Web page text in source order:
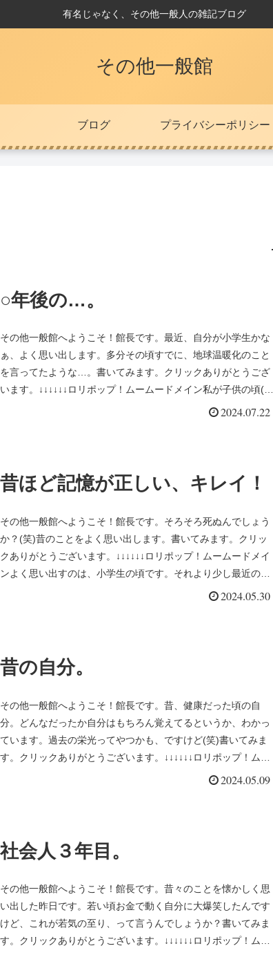
有名じゃなく、その他一般人の雑記ブログ
その他一般館
ブログ プライバシーポリシー
○年後の…。
その他一般館へようこそ！館長です。最近、自分が小学生かな
ぁ、よく思い出します。多分その頃すでに、地球温暖化のこと
を言ってたような…。書いてみます。クリックありがとうござ
います。↓↓↓↓↓↓ロリポップ！ムームードメイン私が子供の頃(約
2024.07.22
昔ほど記憶が正しい、キレイ！
その他一般館へようこそ！館長です。そろそろ死ぬんでしょう
か？(笑)昔のことをよく思い出します。書いてみます。クリッ
クありがとうございます。↓↓↓↓↓↓ロリポップ！ムームードメイ
ンよく思い出すのは、小学生の頃です。それより少し最近の高
2024.05.30
昔の自分。
その他一般館へようこそ！館長です。昔、健康だった頃の自
分。どんなだったか自分はもちろん覚えてるというか、わかっ
ています。過去の栄光ってやつかも、ですけど(笑)書いてみま
す。クリックありがとうございます。↓↓↓↓↓↓ロリポップ！ムー
2024.05.09
社会人３年目。
その他一般館へようこそ！館長です。昔々のことを懐かしく思
い出した昨日です。若い頃お金で動く自分に大爆笑したんです
けど、これが若気の至り、って言うんでしょうか？書いてみま
す。クリックありがとうございます。↓↓↓↓↓↓ロリポップ！ムー